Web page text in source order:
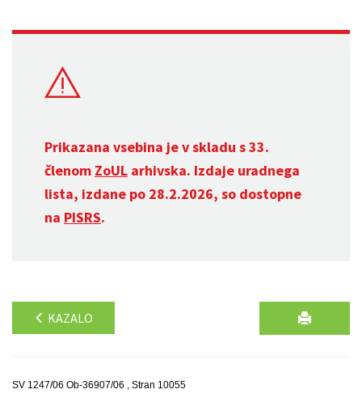
Prikazana vsebina je v skladu s 33.
členom ZoUL arhivska. Izdaje uradnega
lista, izdane po 28.2.2026, so dostopne
na PISRS.
KAZALO
SV 1247/06 Ob-36907/06 , Stran 10055